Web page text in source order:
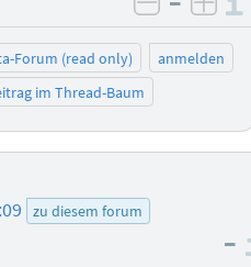
negativ
Forum (read only)
anmelden
im Thread-Baum
zu diesem forum
–